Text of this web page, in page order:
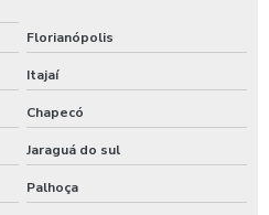
Florianópolis
Itajaí
Chapecó
Jaraguá do sul
Palhoça